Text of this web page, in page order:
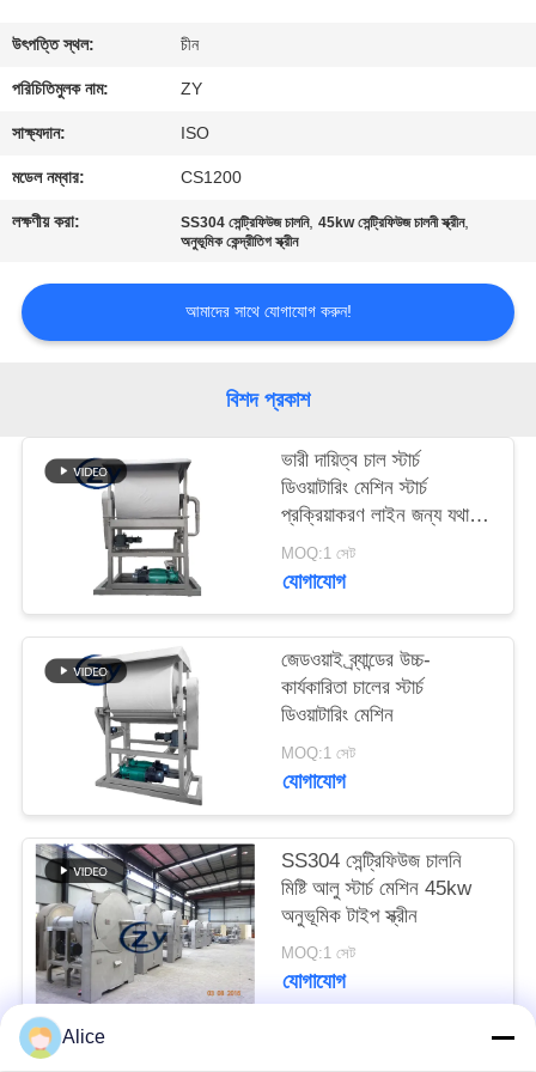
যোগাযোগ
করুন
খবর
উদ্ধৃতির
জন্য
সাইট
ম্যাপ
PRIVACY
POLICY
উৎপত্তি স্থল: চীন
পরিচিতিমুলক নাম: ZY
সাক্ষ্যদান: ISO
মডেল নম্বার: CS1200
লক্ষণীয় করা: SS304 সেন্ট্রিফিউজ চালনি,45kw সেন্ট্রিফিউজ চালনী স্ক্রীন,
অনুভূমিক কেন্দ্রীতিগ স্ক্রীন
আমাদের সাথে যোগাযোগ করুন!
বিশদ প্রকাশ
ভারী দায়িত্ব চাল স্টার্চ
ডিওয়াটারিং মেশিন স্টার্চ
প্রক্রিয়াকরণ লাইন জন্য যথার্থ
ডিওয়াটারিং ডিভাইস
MOQ:1 সেট
যোগাযোগ
জেডওয়াই ব্র্যান্ডের উচ্চ-
কার্যকারিতা চালের স্টার্চ
ডিওয়াটারিং মেশিন
MOQ:1 সেট
যোগাযোগ
SS304 সেন্ট্রিফিউজ চালনি
মিষ্টি আলু স্টার্চ মেশিন 45kw
অনুভূমিক টাইপ স্ক্রীন
MOQ:1 সেট
যোগাযোগ
Alice